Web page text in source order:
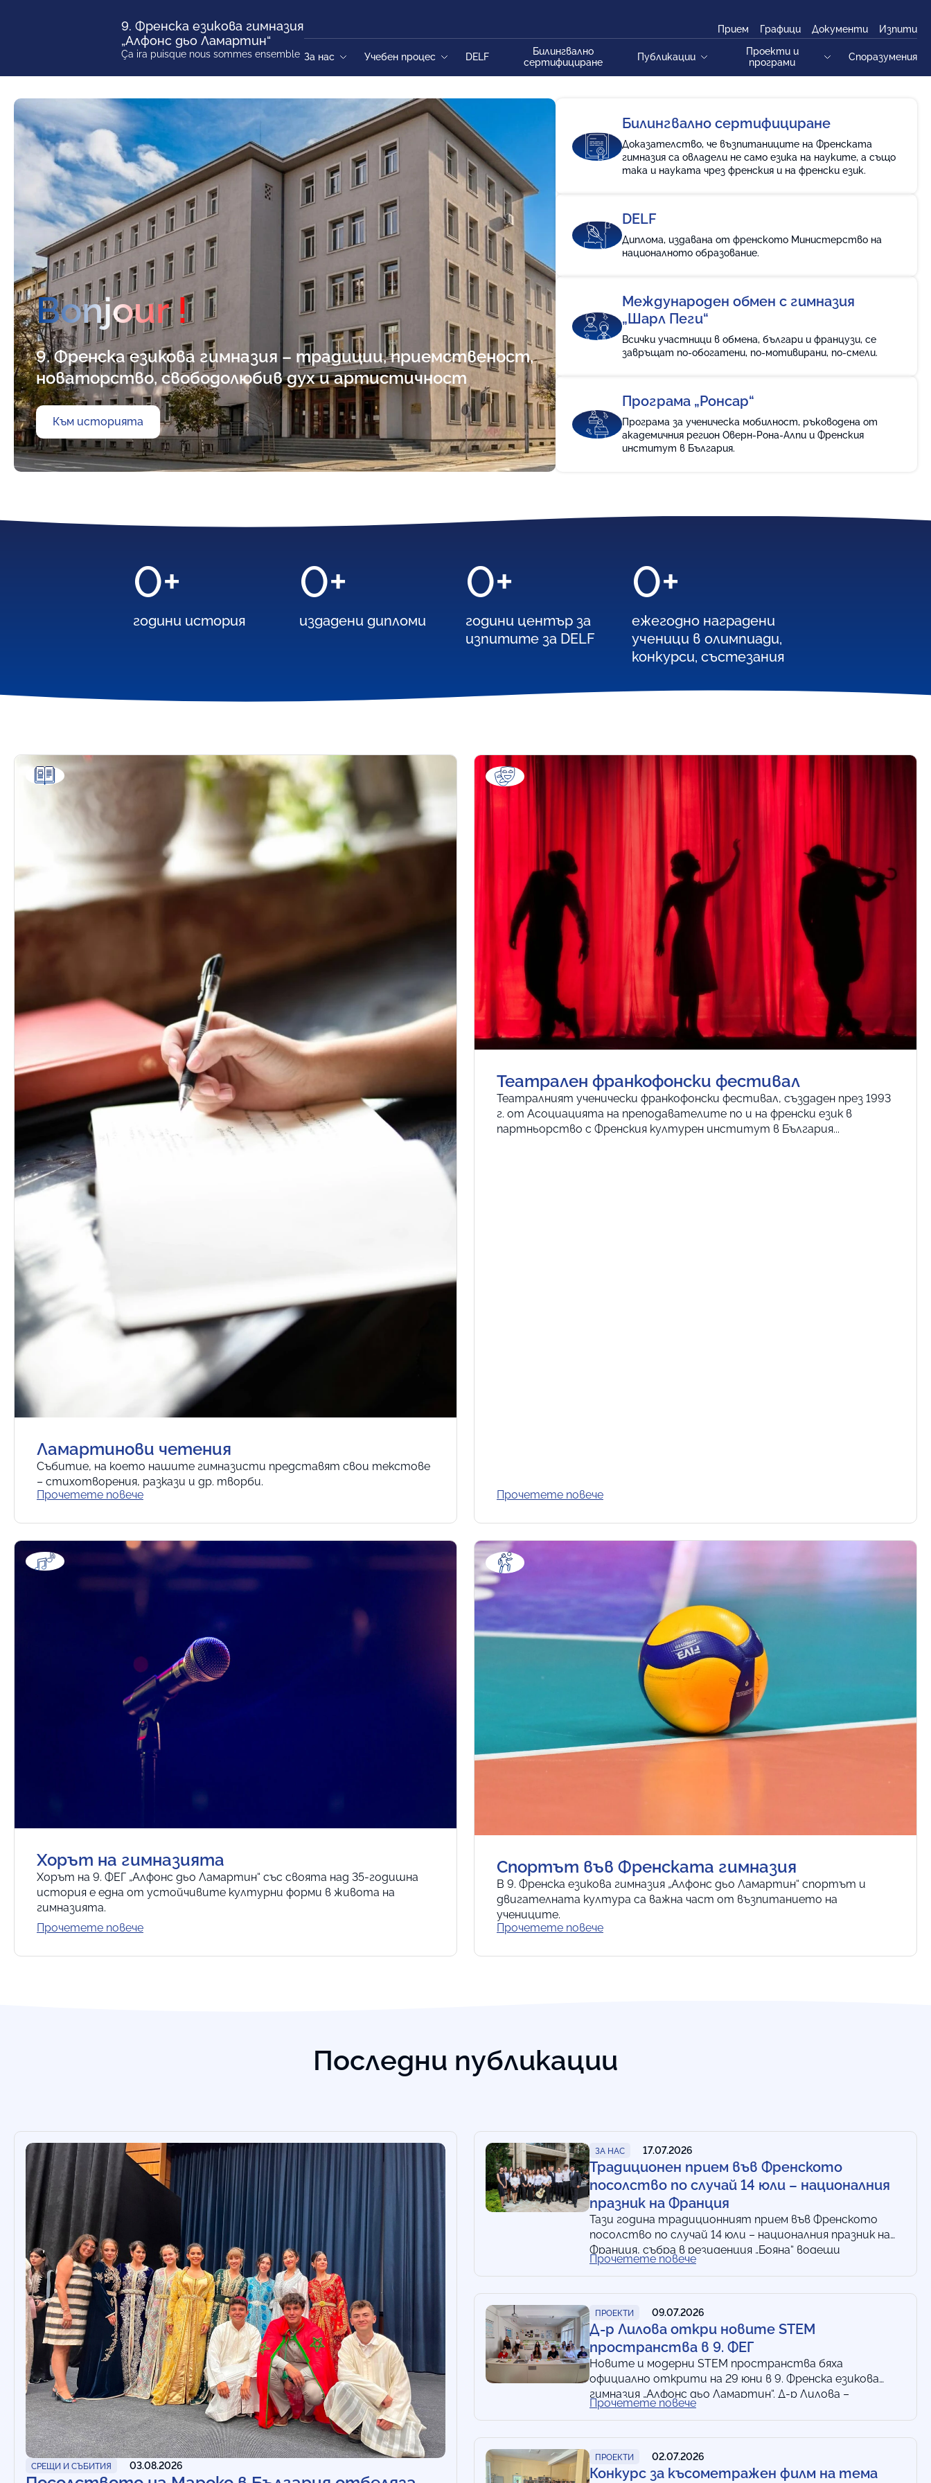
9. Френска езикова гимназия
„Алфонс дьо Ламартин“
Ça ira puisque nous sommes ensemble
Прием Графици Документи Изпити
За нас
Историята на 9. ФЕГ
За Ламартин
Училищен екип
Ученически съвет
Настоятелство
Обществен съвет
Учебен процес
Седмично разписание
Дневен режим
Електронен дневник
Е-поща
Информация за учебници
Извънкласни дейности
Информация за трети и четвърти
профилиращ предмет
Информация за зрелостниците
DELF
Билингвално
сертифициране
Публикации
Срещи и събития
За нас
Зона „Арт“
Проекти
Lire en Français
Проекти и
програми
Програма „Ронсар“
НП „Без свободен час“
НП „Изграждане на училищна STEM
намаляване агресията в
училищата“
Споразумения
Bonjour !
9. Френска езикова гимназия – традиции, приемственост,
новаторство, свободолюбив дух и артистичност
Към историята
Билингвално сертифициране
Доказателство, че възпитаниците на Френската
гимназия са овладели не само езика на науките, а също
така и науката чрез френския и на френски език.
DELF
Диплома, издавана от френското Министерство на
националното образование.
Международен обмен с гимназия
„Шарл Пеги“
Всички участници в обмена, българи и французи, се
завръщат по-обогатени, по-мотивирани, по-смели.
Програма „Ронсар“
Програма за ученическа мобилност, ръководена от
академичния регион Оверн-Рона-Алпи и Френския
институт в България.
0+
години история
0+
издадени дипломи
0+
години център за
изпитите за DELF
0+
ежегодно наградени
ученици в олимпиади,
конкурси, състезания
Ламартинови четения
Събитие, на което нашите гимназисти представят свои текстове
– стихотворения, разкази и др. творби.
Прочетете повече
Театрален франкофонски фестивал
Театралният ученически франкофонски фестивал, създаден през 1993
г. от Асоциацията на преподавателите по и на френски език в
партньорство с Френския културен институт в България...
Прочетете повече
Хорът на гимназията
Хорът на 9. ФЕГ „Алфонс дьо Ламартин“ със своята над 35-годишна
история е една от устойчивите културни форми в живота на
гимназията.
Прочетете повече
Спортът във Френската гимназия
В 9. Френска езикова гимназия „Алфонс дьо Ламартин“ спортът и
двигателната култура са важна част от възпитанието на
учениците.
Прочетете повече
Последни публикации
СРЕЩИ И СЪБИТИЯ 03.08.2026
ЗА НАС 17.07.2026
Традиционен прием във Френското
посолство по случай 14 юли – националния
празник на Франция
Тази година традиционният прием във Френското
посолство по случай 14 юли – националния празник на
Франция, събра в резиденция „Бояна“ водещи
дипломати, авторитетни журналисти франкофони,…
Прочетете повече
ПРОЕКТИ 09.07.2026
Д-р Лилова откри новите STEM
пространства в 9. ФЕГ
Новите и модерни STEM пространства бяха
официално открити на 29 юни в 9. Френска езикова
гимназия „Алфонс дьо Ламартин“. Д-р Лилова –
началникът на Регионалното…
Прочетете повече
ПРОЕКТИ 02.07.2026
Конкурс за късометражен филм на тема